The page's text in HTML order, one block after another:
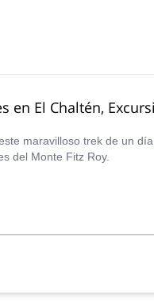
en El Chaltén,
maravilloso trek de un
del Monte Fitz Roy.